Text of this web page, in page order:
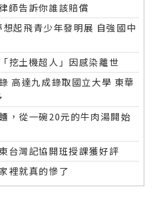
師告訴你誰該賠償
起飛青少年發明展 自強國中
挖土機超人」因感染離世
高達九成錄取國立大學 東華
，從一碗20元的牛肉湯開始
台灣記協開班授課獲好評
裡就真的慘了